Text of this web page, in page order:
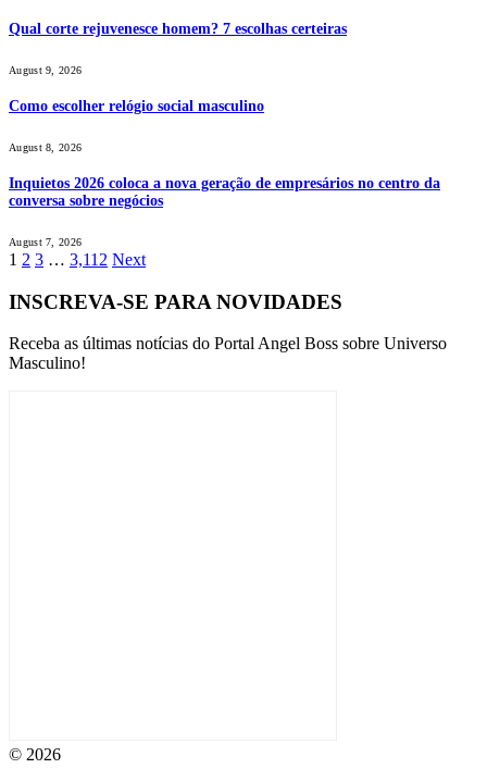
Qual corte rejuvenesce homem? 7 escolhas certeiras
August 9, 2026
Como escolher relógio social masculino
August 8, 2026
Inquietos 2026 coloca a nova geração de empresários no centro da
conversa sobre negócios
August 7, 2026
1 2 3 … 3,112 Next
INSCREVA-SE PARA NOVIDADES
Receba as últimas notícias do Portal Angel Boss sobre Universo
Masculino!
© 2026